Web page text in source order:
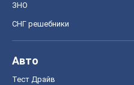
ЗНО
СНГ решебники
Авто
Тест Драйв